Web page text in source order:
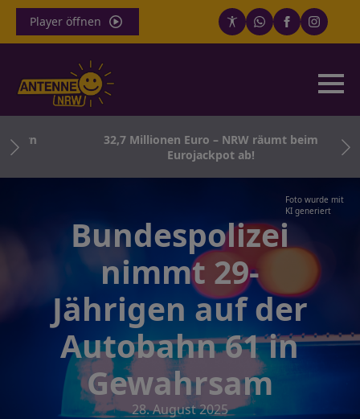
Player öffnen
32,7 Millionen Euro – NRW räumt beim
Eurojackpot ab!
Foto wurde mit
KI generiert
Bundespolizei
nimmt 29-
Jährigen auf der
Autobahn 61 in
Gewahrsam
28. August 2025